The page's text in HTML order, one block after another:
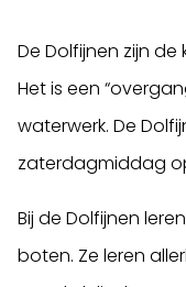
De Dolfijnen zijn de
Het is een
waterwerk. De
zaterdagmiddag
Bij de Dolfijnen
boten. Ze leren